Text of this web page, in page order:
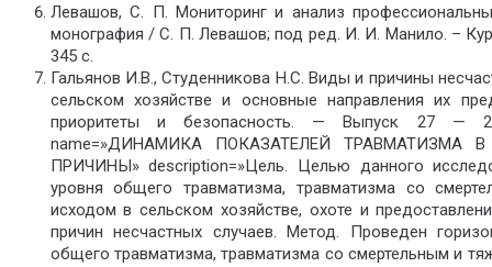
Левашов, С. П. Мониторинг и анализ
монография / С. П. Левашов; под ред. И. И. Манило. –
345 с.
Гальянов И.В., Студенникова Н.С. Виды и причины
сельском хозяйстве и основные направления их
приоритеты и безопасность. — Выпуск 27 —
name=»ДИНАМИКА ПОКАЗАТЕЛЕЙ
ПРИЧИНЫ» description=»Цель. Целью данного
уровня общего травматизма, травматизма со
исходом в сельском хозяйстве, охоте и
причин несчастных случаев. Метод. Проведен
общего травматизма, травматизма со смертельным и